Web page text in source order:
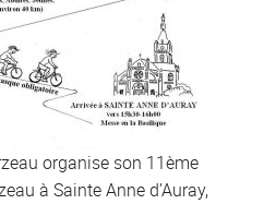
organise son 11ème
à Sainte Anne d’Auray,